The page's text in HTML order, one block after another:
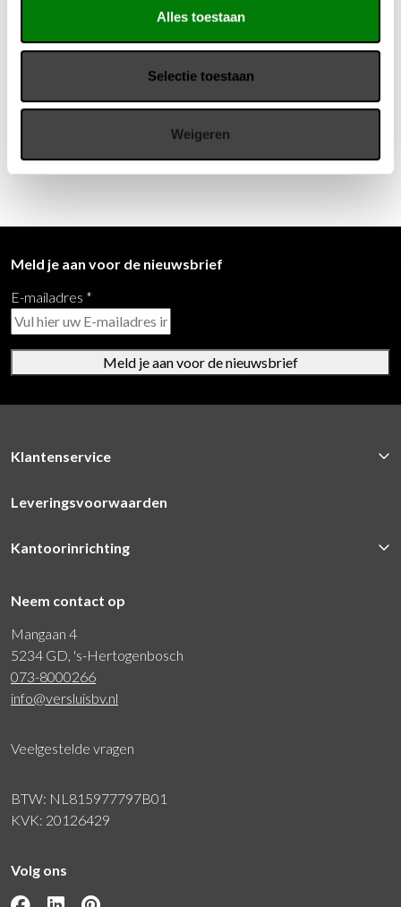
Alles toestaan
Selectie toestaan
Weigeren
verschijning aan eettafels.
Wij staan u graag te woord via de telefoon.
Meld je aan voor de nieuwsbrief
E-mailadres *
Meld je aan voor de nieuwsbrief
Klantenservice
Leveringsvoorwaarden
Kantoorinrichting
Neem contact op
Mangaan 4
5234 GD, 's-Hertogenbosch
073-8000266
info@versluisbv.nl
Veelgestelde vragen
BTW: NL815977797B01
KVK: 20126429
Volg ons